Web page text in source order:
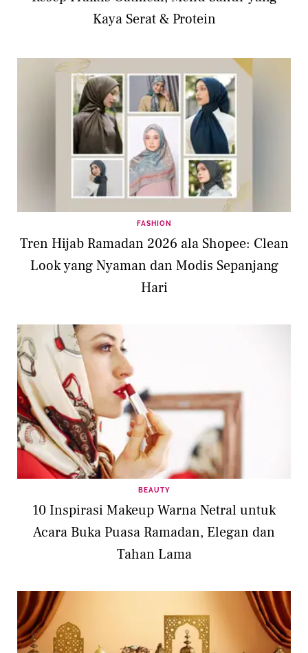
Kaya Serat & Protein
FASHION
Tren Hijab Ramadan 2026 ala Shopee: Clean
Look yang Nyaman dan Modis Sepanjang
Hari
BEAUTY
10 Inspirasi Makeup Warna Netral untuk
Acara Buka Puasa Ramadan, Elegan dan
Tahan Lama